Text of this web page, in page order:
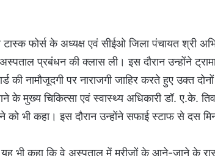
फोर्स के अध्यक्ष एवं सीईओ जिला पंचायत श्री
प्रबंधन की क्लास ली। इस दौरान उन्होंने
की नामौजूदगी पर नाराजगी जाहिर करते हुए उक्त
मुख्य चिकित्सा एवं स्वास्थ्य अधिकारी डॉ. ए.के.
को भी कहा। इस दौरान उन्होंने सफाई स्टाफ से दस
यह भी कहा कि वे अस्पताल में मरीजों के आने-जाने के